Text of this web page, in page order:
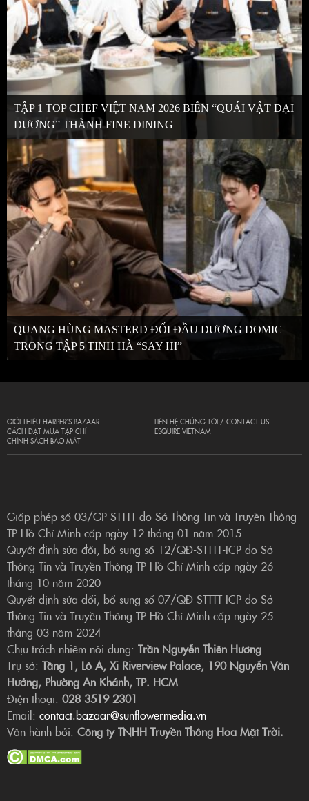
TẬP 1 TOP CHEF VIỆT NAM 2026 BIẾN “QUÁI VẬT ĐẠI
DƯƠNG” THÀNH FINE DINING
QUANG HÙNG MASTERD ĐỐI ĐẦU DƯƠNG DOMIC
TRONG TẬP 5 TINH HÀ “SAY HI”
GIỚI THIỆU HARPER’S BAZAAR
CÁCH ĐẶT MUA TẠP CHÍ
CHÍNH SÁCH BẢO MẬT
LIÊN HỆ CHÚNG TÔI / CONTACT US
ESQUIRE VIETNAM
Giấp phép số 03/GP-STTTT do Sở Thông Tin và Truyền Thông
TP Hồ Chí Minh cấp ngày 12 tháng 01 năm 2015
Quyết định sửa đổi, bổ sung số 12/QĐ-STTTT-ICP do Sở
Thông Tin và Truyền Thông TP Hồ Chí Minh cấp ngày 26
tháng 10 năm 2020
Quyết định sửa đổi, bổ sung số 07/QĐ-STTTT-ICP do Sở
Thông Tin và Truyền Thông TP Hồ Chí Minh cấp ngày 25
tháng 03 năm 2024
Chịu trách nhiệm nội dung: Trần Nguyễn Thiên Hương
Trụ sở: Tầng 1, Lô A, Xi Riverview Palace, 190 Nguyễn Văn
Hưởng, Phường An Khánh, TP. HCM
Điện thoại: 028 3519 2301
Email: contact.bazaar@sunflowermedia.vn
Vận hành bởi: Công ty TNHH Truyền Thông Hoa Mặt Trời.